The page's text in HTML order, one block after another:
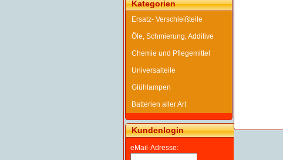
Kategorien
Ersatz- Verschleißteile
Öle, Schmierung, Additive
Chemie und Pflegemittel
Universalteile
Glühlampen
Batterien aller Art
Kundenlogin
eMail-Adresse: